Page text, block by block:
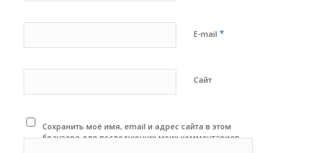
E-mail *
Сайт
Сохранить моё имя, email и адрес сайта в этом
браузере для последующих моих комментариев.